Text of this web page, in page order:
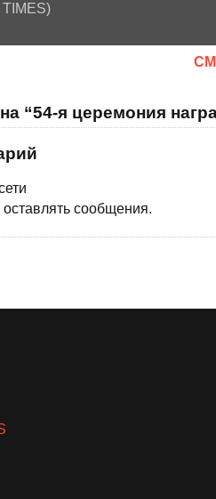
TIMES)
“54-я церемония
оставлять сообщения.